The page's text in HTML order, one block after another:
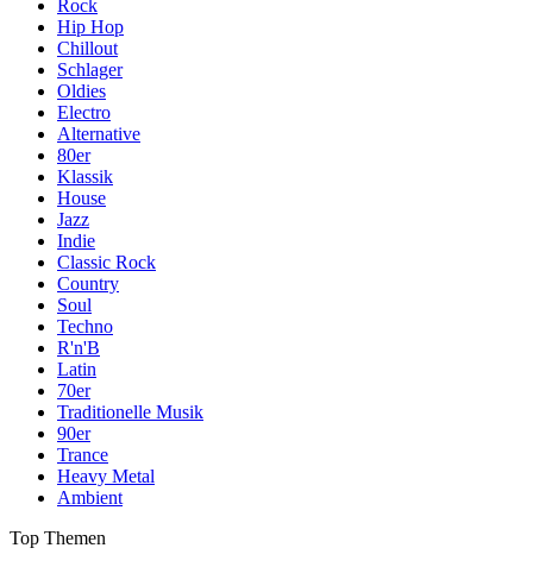
Rock
Hip Hop
Chillout
Schlager
Oldies
Electro
Alternative
80er
Klassik
House
Jazz
Indie
Classic Rock
Country
Soul
Techno
R'n'B
Latin
70er
Traditionelle Musik
90er
Trance
Heavy Metal
Ambient
Top Themen